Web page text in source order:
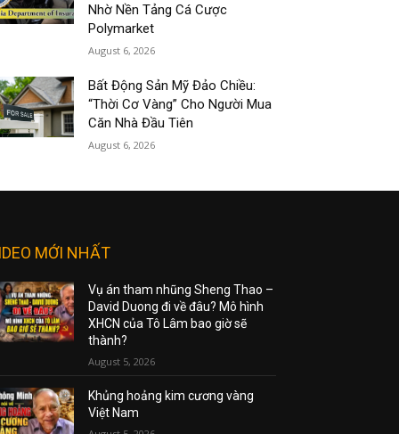
Nhờ Nền Tảng Cá Cược
Polymarket
August 6, 2026
Bất Động Sản Mỹ Đảo Chiều:
“Thời Cơ Vàng” Cho Người Mua
Căn Nhà Đầu Tiên
August 6, 2026
MỚI NHẤT
Vụ án tham nhũng Sheng Thao –
David Duong đi về đâu? Mô hình
XHCN của Tô Lâm bao giờ sẽ
thành?
August 5, 2026
Khủng hoảng kim cương vàng
Việt Nam